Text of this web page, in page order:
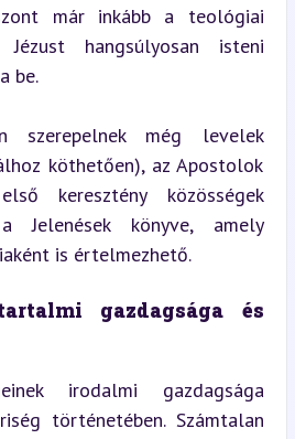
már inkább a teológiai
hangsúlyosan isteni
be.
szerepelnek még levelek
köthetően), az Apostolok
keresztény közösségek
Jelenések könyve, amely
is értelmezhető.
gazdagsága és
irodalmi gazdagsága
történetében. Számtalan